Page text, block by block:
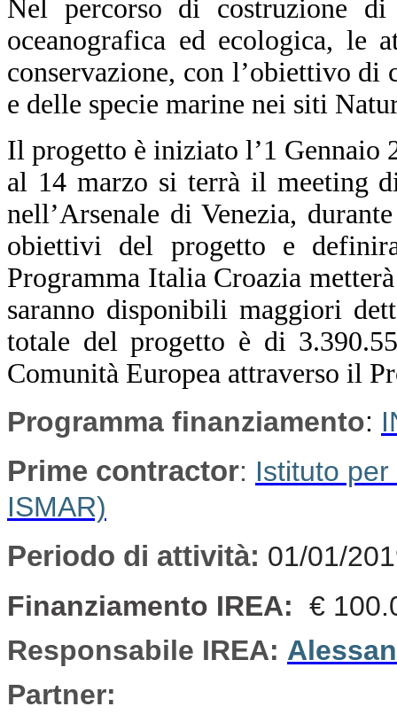
Nel percorso di costruzione
oceanografica ed ecologica, le
conservazione, con l’obiettivo
e delle specie marine nei siti
Il progetto è iniziato l’1 Gennaio
al 14 marzo si terrà il meeting
nell’Arsenale di Venezia,
obiettivi del progetto e
Programma Italia Croazia
saranno disponibili maggiori
totale del progetto è di
Comunità Europea attraverso il
Programma finanziamento:
Prime contractor: Istituto
ISMAR)
Periodo di attività: 01/01/
Finanziamento IREA: €
Responsabile IREA:
Partner: